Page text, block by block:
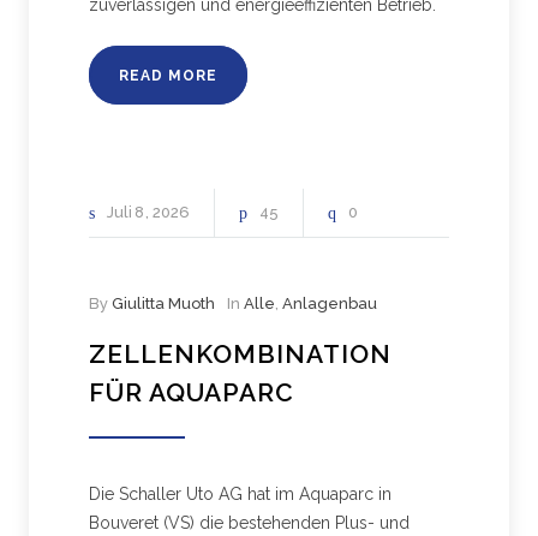
zuverlässigen und energieeffizienten Betrieb.
READ MORE
Juli 8 2026 45 0
By Giulitta Muoth In Alle, Anlagenbau
ZELLENKOMBINATION
FÜR AQUAPARC
Die Schaller Uto AG hat im Aquaparc in
Bouveret (VS) die bestehenden Plus- und